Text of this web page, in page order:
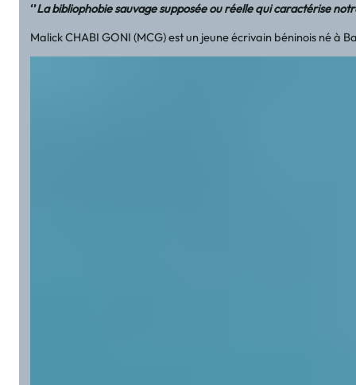
‘’La bibliophobie sauvage supposée ou réelle qui caractérise
Malick CHABI GONI (MCG) est un jeune écrivain béninois né